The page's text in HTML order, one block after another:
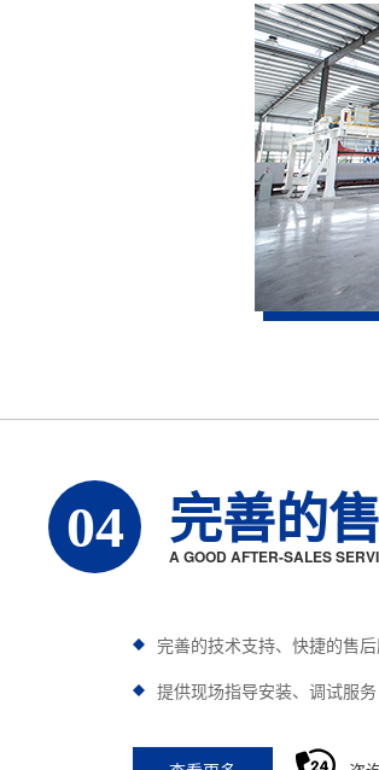
04 完善的
A GOOD AFTER-SALES
完善的技术支持、快捷的售
提供现场指导安装、调试服